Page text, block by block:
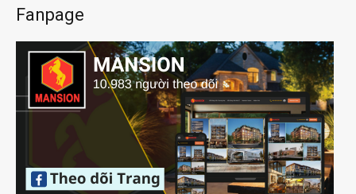
Fanpage